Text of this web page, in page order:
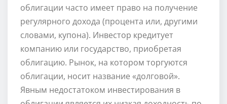
облигации часто имеет право на получение
регулярного дохода (процента или, другими
словами, купона). Инвестор кредитует
компанию или государство, приобретая
облигацию. Рынок, на котором торгуются
облигации, носит название «долговой».
Явным недостатоком инвестирования в